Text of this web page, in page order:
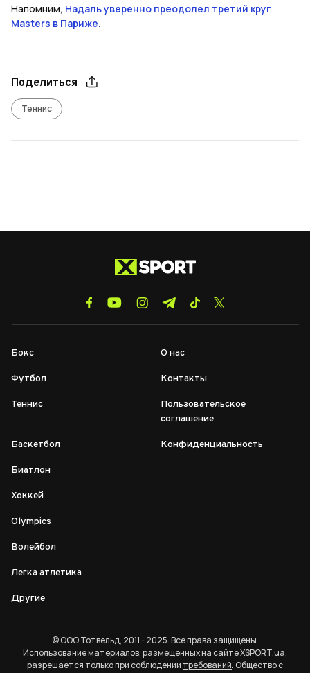
Напомним, Надаль уверенно преодолел третий круг
Masters в Париже.
Поделиться
Теннис
Бокс
Футбол
Теннис
Баскетбол
Биатлон
Хоккей
Olympics
Волейбол
Легка атлетика
Другие
О нас
Контакты
Пользовательское
соглашение
Конфиденциальность
© ООО Тотвельд, 2011 - 2025. Все права защищены.
Использование материалов, размещенных на сайте XSPORT.ua,
разрешается только при соблюдении требований. Общество с